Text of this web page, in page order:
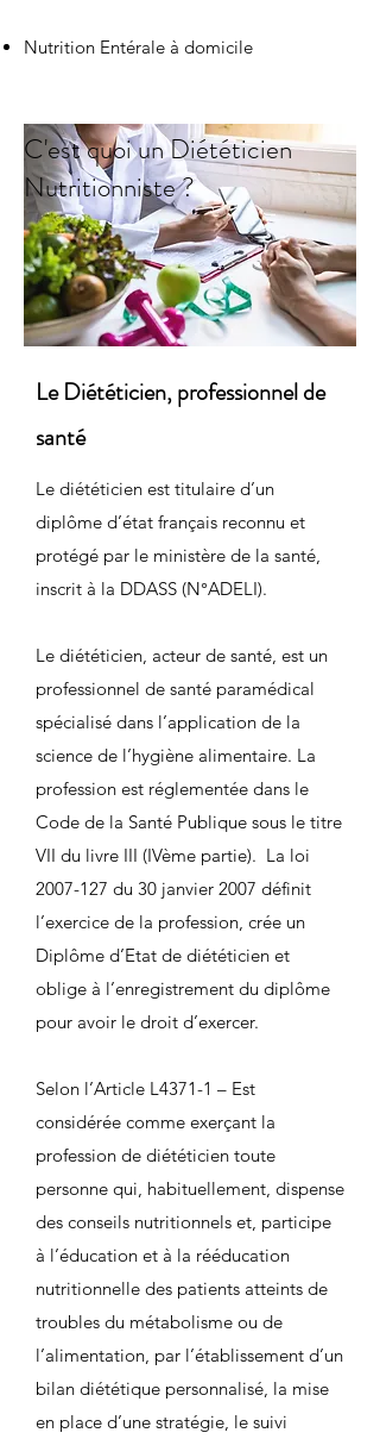
Nutrition Entérale à domicile
C'est quoi un Diététicien
Nutritionniste ?
Le Diététicien, professionnel de
santé
Le diététicien est titulaire d’un
diplôme d’état français reconnu et
protégé par le ministère de la santé,
inscrit à la DDASS (N°ADELI).
Le diététicien, acteur de santé, est un
professionnel de santé paramédical
spécialisé dans l’application de la
science de l’hygiène alimentaire. La
profession est réglementée dans le
Code de la Santé Publique sous le titre
VII du livre III (IVème partie). La loi
2007-127 du 30 janvier 2007 définit
l’exercice de la profession, crée un
Diplôme d’Etat de diététicien et
oblige à l’enregistrement du diplôme
pour avoir le droit d’exercer.
Selon l’Article L4371-1 – Est
considérée comme exerçant la
profession de diététicien toute
personne qui, habituellement, dispense
des conseils nutritionnels et, participe
à l’éducation et à la rééducation
nutritionnelle des patients atteints de
troubles du métabolisme ou de
l’alimentation, par l’établissement d’un
bilan diététique personnalisé, la mise
en place d’une stratégie, le suivi